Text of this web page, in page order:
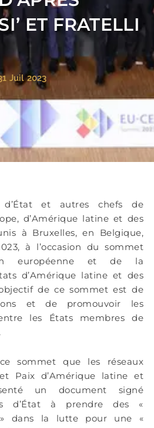
ET FRATELLI
Juil 2023
et autres chefs de
d’Amérique latine et des
à Bruxelles, en Belgique,
à l’occasion du sommet
européenne et de la
d’Amérique latine et des
de ce sommet est de
et de promouvoir les
les États membres de
sommet que les réseaux
Paix d’Amérique latine et
un document signé
d’État à prendre des «
» dans la lutte pour une «